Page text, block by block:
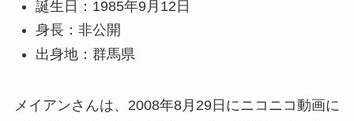
誕生日：1985年9月12日
身長：非公開
出身地：群馬県
メイアンさんは、2008年8月29日にニコニコ動画に